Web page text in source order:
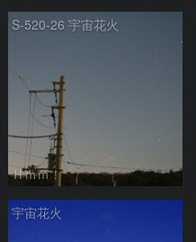
S-520-26 宇宙花火
Ｈｍｍ！
宇宙花火